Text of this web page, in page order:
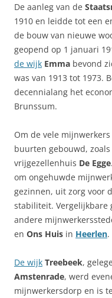
De aanleg van de
1910 en leidde tot een
de bouw van nieuwe
geopend op 1 januari
de wijk Emma bevond
was van 1913 tot 1973.
decennialang het
Brunssum.
Om de vele
buurten gebouwd, zoals
vrijgezellenhuis De Egge
om ongehuwde
gezinnen, uit zorg voor
stabiliteit. Vergelijkbare
andere
en Ons Huis in Heerlen.
De wijk Treebeek,
Amstenrade, werd
mijnwerkersdorp en is